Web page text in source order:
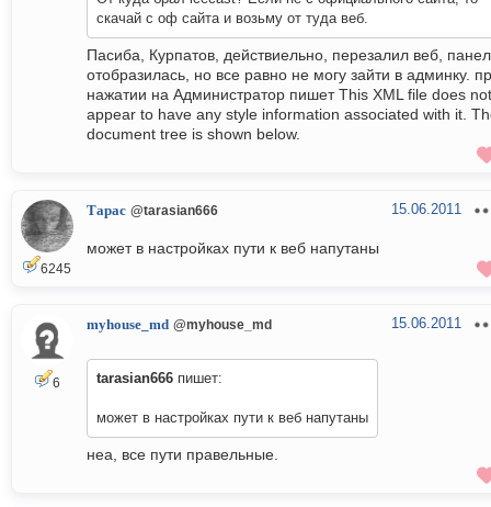
скачай с оф сайта и возьму от туда веб.
Пасиба, Курпатов, действиельно, перезалил веб,
отобразилась, но все равно не могу зайти в админку.
нажатии на Администратор пишет This XML file does not
appear to have any style information associated with it.
document tree is shown below.
6245
Тарас @tarasian666 15.06.2011
может в настройках пути к веб напутаны
6
myhouse_md @myhouse_md 15.06.2011
tarasian666 пишет:
может в настройках пути к веб напутаны
неа, все пути правельные.